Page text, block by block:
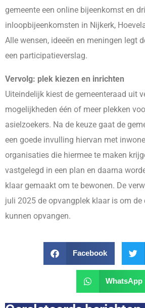
gemeente een online bijeenkomst en
inloopbijeenkomsten in Nijkerk,
Alle wensen, ideeën en meningen legt
een participatieverslag.
Vervolg: plek kiezen en inrichten
Uiteindelijk kiest de gemeenteraad uit
mogelijkheden één of meer plekken
asielzoekers. Na de keuze gaat de
een goede invulling hiervan met
organisaties die hiermee te maken
vastgelegd in een plan en daarna
klaar gemaakt om te bewonen. De
juli 2025 de opvangplek klaar is om de
kunnen opvangen.
Facebook
WhatsApp